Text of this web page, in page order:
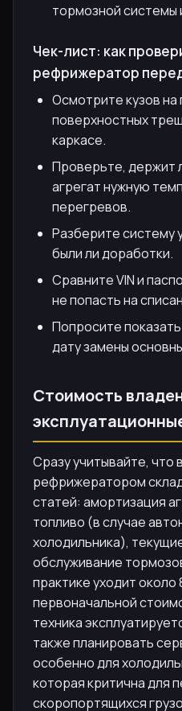
тормозной системы
Чек-лист: как
рефрижератор
Осмотрите кузов
поверхностных
каркасе.
Проверьте, держит
агрегат нужную
перегревов.
Разберите систему
были ли доработки.
Сравните VIN и
не попасть на
Попросите
дату замены
Стоимость
Сразу учитывайте, что
рефрижератором
статей: амортизация
топливо (в случае
холодильника),
обслуживание
практике уходит около
первоначальной
техника
также планировать
особенно для
которая критична для
скоропортящихся